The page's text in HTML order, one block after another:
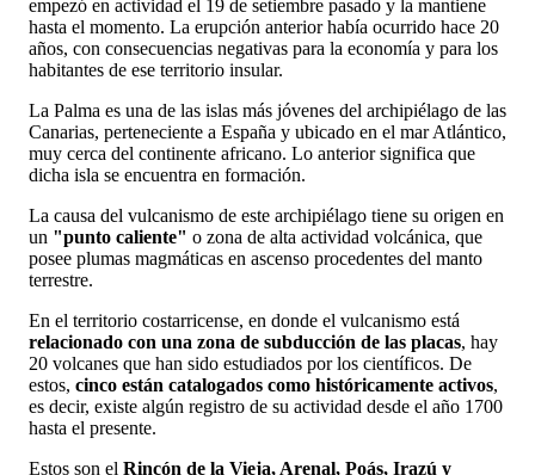
empezó en actividad el 19 de setiembre pasado y la mantiene
hasta el momento. La erupción anterior había ocurrido hace 20
años, con consecuencias negativas para la economía y para los
habitantes de ese territorio insular.
La Palma es una de las islas más jóvenes del archipiélago de las
Canarias, perteneciente a España y ubicado en el mar Atlántico,
muy cerca del continente africano. Lo anterior significa que
dicha isla se encuentra en formación.
La causa del vulcanismo de este archipiélago tiene su origen en
un "punto caliente" o zona de alta actividad volcánica, que
posee plumas magmáticas en ascenso procedentes del manto
terrestre.
En el territorio costarricense, en donde el vulcanismo está
relacionado con una zona de subducción de las placas, hay
20 volcanes que han sido estudiados por los científicos. De
estos, cinco están catalogados como históricamente activos,
es decir, existe algún registro de su actividad desde el año 1700
hasta el presente.
Estos son el Rincón de la Vieja, Arenal, Poás, Irazú y